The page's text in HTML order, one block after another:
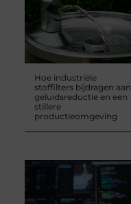
Hoe industriële
stoffilters bijdragen aan
geluidsreductie en een
stillere
productieomgeving